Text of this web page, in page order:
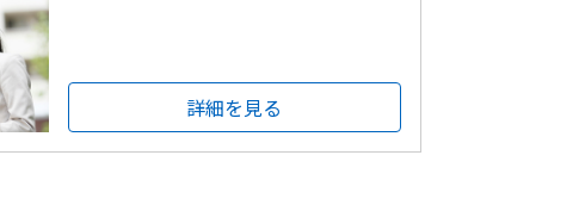
詳細を見る